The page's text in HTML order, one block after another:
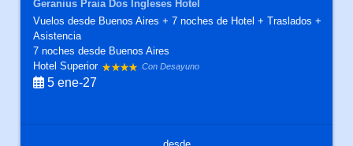
Geranius Praia Dos Ingleses Hotel
Vuelos desde Buenos Aires + 7 noches de Hotel + Traslados +
Asistencia
7 nochesdesde Buenos Aires
Hotel Superior
Con Desayuno
5 ene-27